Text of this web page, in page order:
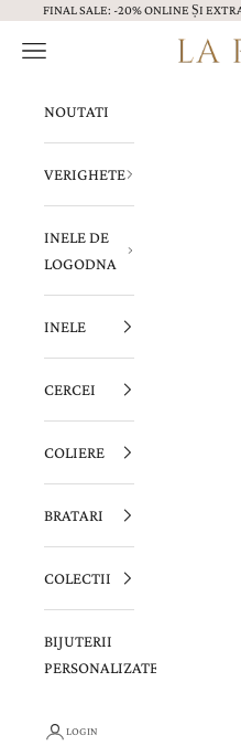
Sari la continut
FINAL SALE: -20% ONLINE ȘI
Bijuterii
Menu
NOUTATI
VERIGHETE
INELE DE
LOGODNA
INELE
CERCEI
COLIERE
BRATARI
COLECTII
BIJUTERII
PERSONALIZATE
LOGIN